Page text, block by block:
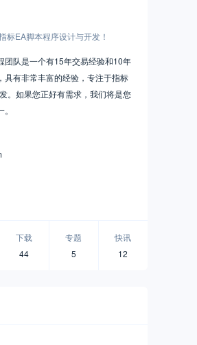
标EA脚本程序设计与开发！
团队是一个有15年交易经验和10年
具有非常丰富的经验，专注于指标
。如果您正好有需求，我们将是您
下载
44
专题
5
快讯
12